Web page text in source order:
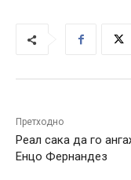
Претходно
Реал сака да го
Енцо Фернандез